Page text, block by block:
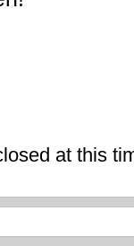
at this